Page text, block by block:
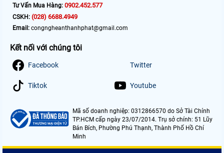
Tư Vấn Mua Hàng: 0902.452.577
CSKH: (028) 6688.4949
Email: congngheanthanhphat@gmail.com
Kết nối với chúng tôi
Facebook Twitter
Tiktok Youtube
Mã số doanh nghiệp: 0312866570 do Sở Tài Chính
TP.HCM cấp ngày 23/07/2014. Trụ sở chính: 51 Lũy
Bán Bích, Phường Phú Thạnh, Thành Phố Hồ Chí
Minh